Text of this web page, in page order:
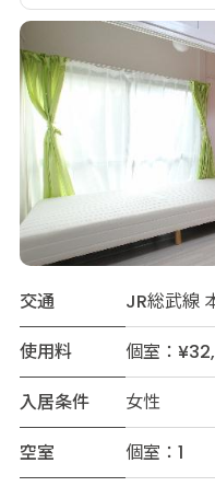
交通
JR総武線
使用料
個室：
入居条件
女性
空室
個室：1